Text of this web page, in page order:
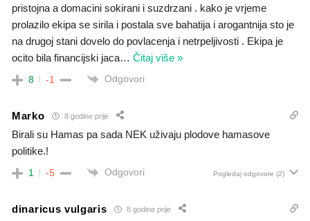
pristojna a domacini sokirani i suzdrzani . kako je vrjeme
prolazilo ekipa se sirila i postala sve bahatija i arogantnija sto je
na drugoj stani dovelo do povlacenja i netrpeljivosti . Ekipa je
ocito bila financijski jaca… Čitaj više »
8 -1 Odgovori
Marko 8 godine prije
Birali su Hamas pa sada NEK uživaju plodove hamasove
politike.!
1 -5 Odgovori Pogledaj odgovore (2)
dinaricus vulgaris 8 godine prije